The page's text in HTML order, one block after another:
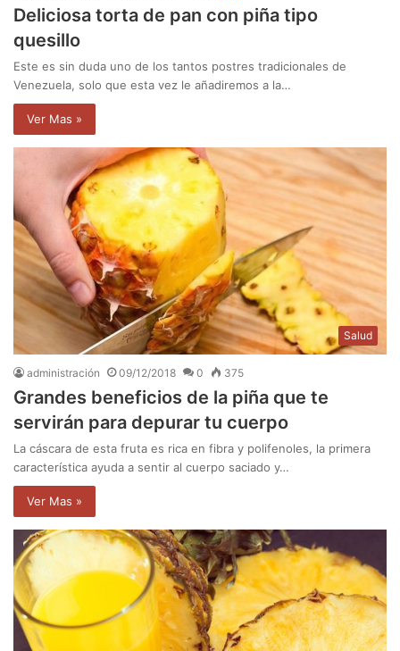
Deliciosa torta de pan con piña tipo
quesillo
Este es sin duda uno de los tantos postres tradicionales de
Venezuela, solo que esta vez le añadiremos a la…
Ver Mas »
Salud
administración 09/12/2018 0 375
Grandes beneficios de la piña que te
servirán para depurar tu cuerpo
La cáscara de esta fruta es rica en fibra y polifenoles, la primera
característica ayuda a sentir al cuerpo saciado y…
Ver Mas »